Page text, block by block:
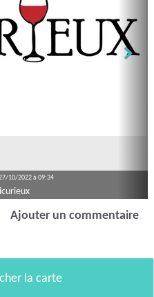
10/2022 à 09:34
Ajouter un commentaire
la carte